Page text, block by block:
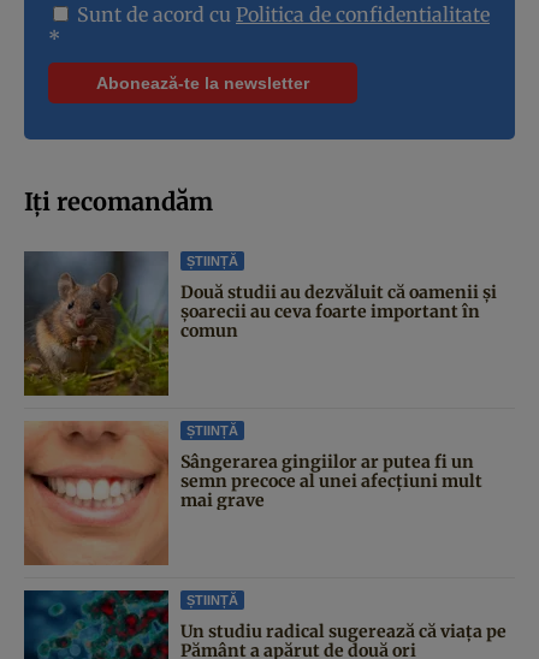
Sunt de acord cu Politica de confidentialitate
*
Iți recomandăm
ȘTIINȚĂ
Două studii au dezvăluit că oamenii și
șoarecii au ceva foarte important în
comun
ȘTIINȚĂ
Sângerarea gingiilor ar putea fi un
semn precoce al unei afecțiuni mult
mai grave
ȘTIINȚĂ
Un studiu radical sugerează că viața pe
Pământ a apărut de două ori